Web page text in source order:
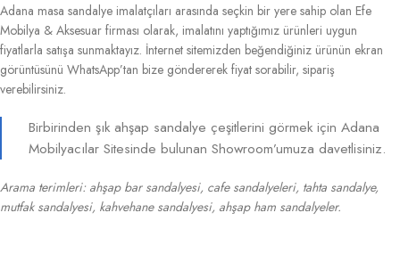
Adana masa sandalye imalatçıları arasında seçkin bir yere sahip olan Efe
Mobilya & Aksesuar firması olarak, imalatını yaptığımız ürünleri uygun
fiyatlarla satışa sunmaktayız. İnternet sitemizden beğendiğiniz ürünün ekran
görüntüsünü WhatsApp’tan bize göndererek fiyat sorabilir, sipariş
verebilirsiniz.
Birbirinden şık ahşap sandalye çeşitlerini görmek için Adana
Mobilyacılar Sitesinde bulunan Showroom’umuza davetlisiniz.
Arama terimleri: ahşap bar sandalyesi, cafe sandalyeleri, tahta sandalye,
mutfak sandalyesi, kahvehane sandalyesi, ahşap ham sandalyeler.